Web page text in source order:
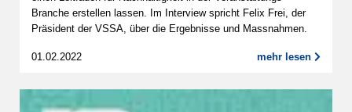
Branche erstellen lassen. Im Interview spricht Felix Frei, der
Präsident der VSSA, über die Ergebnisse und Massnahmen.
01.02.2022 mehr lesen